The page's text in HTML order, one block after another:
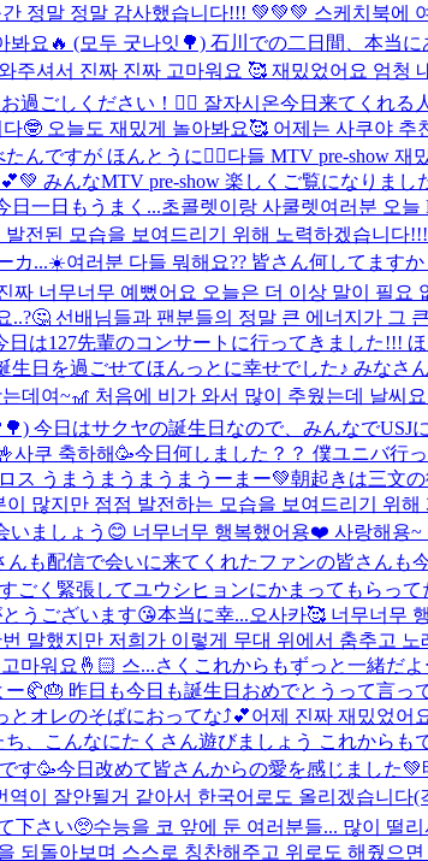
정말 정말 감사했습니다!!! 💚💚💚 스케치북에
요🔥 (모두 굿나잇🌳) 石川での二日間、本当
주셔서 진짜 진짜 고마워요 🥰 재밌었어요 엄청
過ごしください！👍🏻 잘자시온今日来てくれる
🤓 오늘도 재밌게 놀아봐요🥰 어제는 사쿠야 추
んですが ほんとうに👍🏻다들 MTV pre-show 재
みんなMTV pre-show 楽しくご覧になりまし
日一日もうまく...초콜렛이랑 사쿨렛여러분 오늘
전된 모습을 보여드리기 위해 노력하겠습니다
カ...☀️여러분 다들 뭐해요?? 皆さん何してますか
너무너무 예뻤어요 오늘은 더 이상 말이 필요
선배님들과 팬분들의 정말 큰 에너지가 그
は127先輩のコンサートに行ってきました!!!
生日を過ごせてほんっとに幸せでした♪ みなさ
데여~🎢 처음에 비가 와서 많이 추웠는데 날씨
今日はサクヤの誕生日なので、みんなでUSJ
사쿠 축하해🥳今日何しました？？ 僕ユニバ行
ス うまうまうまうまうーまー💚朝起きは三文
많지만 점점 발전하는 모습을 보여드리기 위해
ましょう😊 너무너무 행복했어용❤️ 사랑해용~
も配信で会いに来てくれたファンの皆さんも
ごく緊張してユウシヒョンにかまってもらっ
うございます😘本当に幸...오사카🥰 너무너무
말했지만 저희가 이렇게 무대 위에서 춤추고 노
마워요🤞🏻 스...さくこれからもずっと一緒だ
🥐🎂 昨日も今日も誕生日おめでとうって言っ
オレのそばにおってな⤴︎💕어제 진짜 재밌었어
、こんなにたくさん遊びましょう これからも
す🥳今日改めて皆さんからの愛を感じました
이 잘안될거 같아서 한국어로도 올리겠습니다(
下さい🥺수능을 코 앞에 둔 여러분들... 많이 떨
되돌아보며 스스로 칭찬해주고 위로도 해줬으